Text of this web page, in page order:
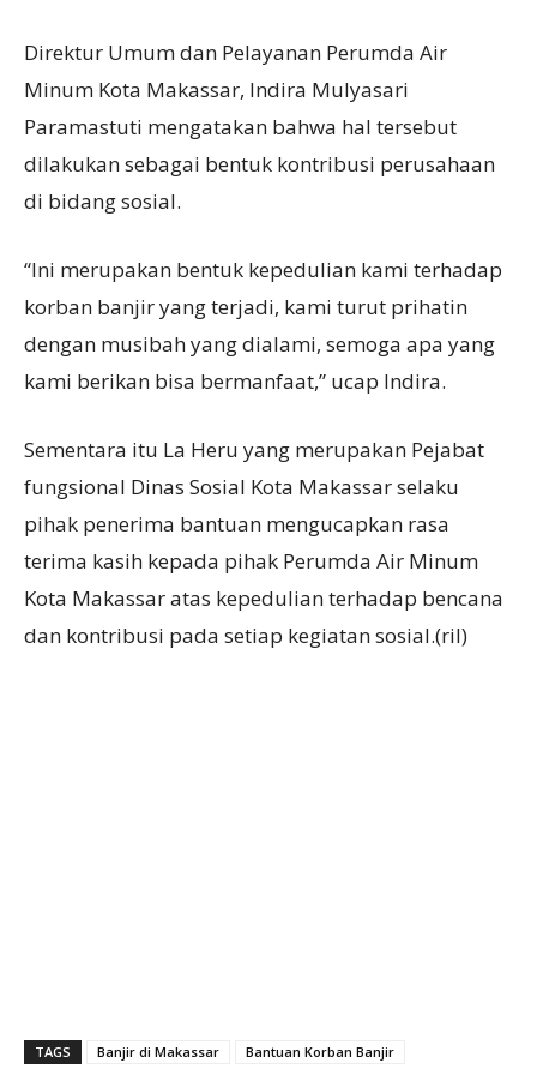
Direktur Umum dan Pelayanan Perumda Air
Minum Kota Makassar, Indira Mulyasari
Paramastuti mengatakan bahwa hal tersebut
dilakukan sebagai bentuk kontribusi perusahaan
di bidang sosial.
“Ini merupakan bentuk kepedulian kami terhadap
korban banjir yang terjadi, kami turut prihatin
dengan musibah yang dialami, semoga apa yang
kami berikan bisa bermanfaat,” ucap Indira.
Sementara itu La Heru yang merupakan Pejabat
fungsional Dinas Sosial Kota Makassar selaku
pihak penerima bantuan mengucapkan rasa
terima kasih kepada pihak Perumda Air Minum
Kota Makassar atas kepedulian terhadap bencana
dan kontribusi pada setiap kegiatan sosial.(ril)
TAGS Banjir di Makassar
Bantuan Korban Banjir